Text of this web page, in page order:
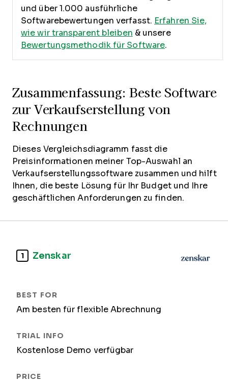
und über 1.000 ausführliche
Softwarebewertungen verfasst. Erfahren Sie,
wie wir transparent bleiben & unsere
Bewertungsmethodik für Software.
Zusammenfassung: Beste Software
zur Verkaufserstellung von
Rechnungen
Dieses Vergleichsdiagramm fasst die
Preisinformationen meiner Top-Auswahl an
Verkaufserstellungssoftware zusammen und hilft
Ihnen, die beste Lösung für Ihr Budget und Ihre
geschäftlichen Anforderungen zu finden.
1 Zenskar
Am besten für flexible Abrechnung
Kostenlose Demo verfügbar